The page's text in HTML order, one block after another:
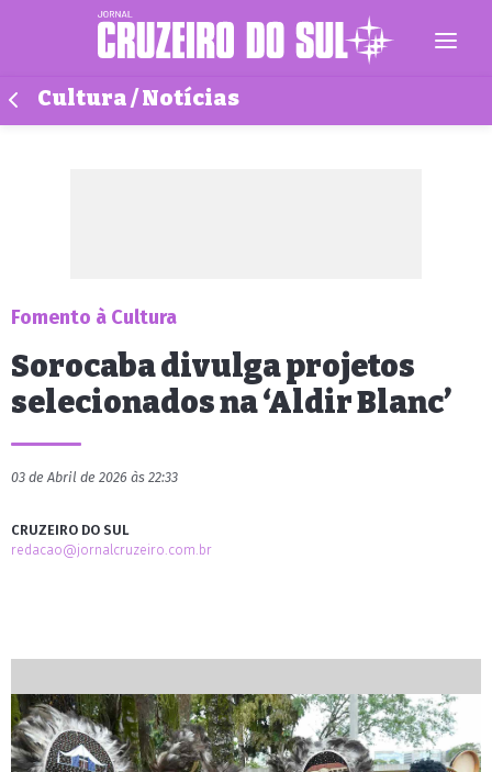
Cultura / Notícias
Fomento à Cultura
Sorocaba divulga projetos
selecionados na ‘Aldir Blanc’
03 de Abril de 2026 às 22:33
CRUZEIRO DO SUL
redacao@jornalcruzeiro.com.br